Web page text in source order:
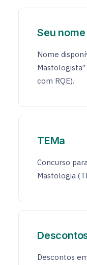
Seu
Nome
com RQE).
TEMa
Concurso
Mastologia
Descontos